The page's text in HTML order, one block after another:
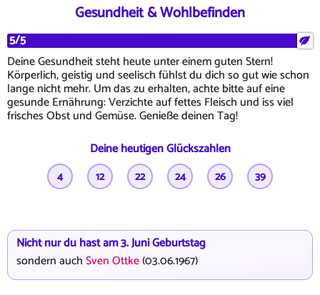
Gesundheit & Wohlbefinden
5/5
Deine Gesundheit steht heute unter einem guten Stern!
Körperlich, geistig und seelisch fühlst du dich so gut wie schon
lange nicht mehr. Um das zu erhalten, achte bitte auf eine
gesunde Ernährung: Verzichte auf fettes Fleisch und iss viel
frisches Obst und Gemüse. Genieße deinen Tag!
Deine heutigen Glückszahlen
4 12 22 24 26 39
Nicht nur du hast am 3. Juni Geburtstag
sondern auchSven Ottke(03.06.1967)